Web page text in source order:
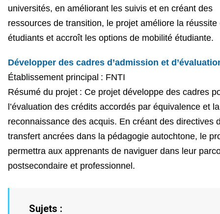
universités, en améliorant les suivis et en créant des
ressources de transition, le projet améliore la réussite
étudiants et accroît les options de mobilité étudiante.
Développer des cadres d’admission et
Établissement principal : FNTI
Résumé du projet : Ce projet développe des cadres
l’évaluation des crédits accordés par équivalence et la
reconnaissance des acquis. En créant des directives
transfert ancrées dans la pédagogie autochtone, le
permettra aux apprenants de naviguer dans leur
postsecondaire et professionnel.
Sujets :